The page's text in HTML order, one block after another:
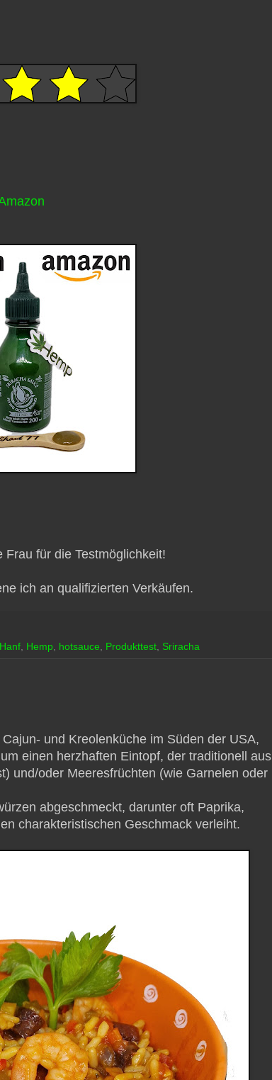
Frau für die Testmöglichkeit!
ich an qualifizierten Verkäufen.
Hanf Hemp hotsauce Produkttest Sriracha
und Kreolenküche im Süden der USA,
einen herzhaften Eintopf, der traditionell aus
und/oder Meeresfrüchten (wie Garnelen oder
abgeschmeckt, darunter oft Paprika,
charakteristischen Geschmack verleiht.